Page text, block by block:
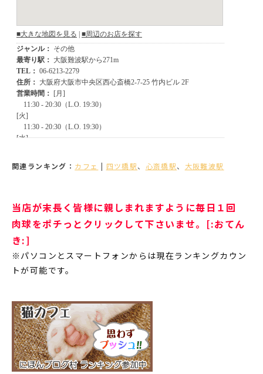
関連ランキング： カフェ | 四ツ橋駅、 心斎橋駅、 大阪難波駅
当店が末長く皆様に親しまれますように毎日１回
肉球をポチっとクリックして下さいませ。[:おてん
き:]
※パソコンとスマートフォンからは現在ランキングカウン
トが可能です。